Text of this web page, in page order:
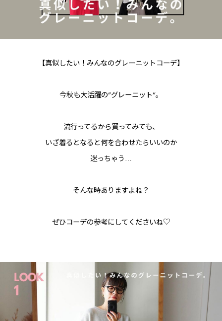
【真似したい！みんなのグレーニットコーデ】
今秋も大活躍の”グレーニット”。
流行ってるから買ってみても、
いざ着るとなると何を合わせたらいいのか
迷っちゃう…
そんな時ありますよね？
ぜひコーデの参考にしてくださいね♡